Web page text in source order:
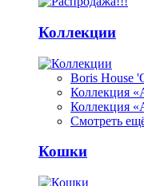
Коллекции
Boris House
Коллекция
Коллекция
Смотреть
Кошки